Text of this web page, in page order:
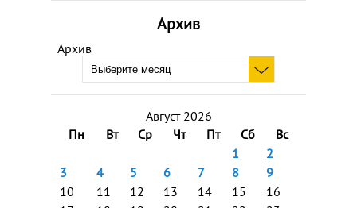
Архив
Архив
Август 2026
Пн
Вт Ср Чт Пт Сб
Вс
1
2
3
4 5 6 7 8
9
10
11 12 13 14 15
16